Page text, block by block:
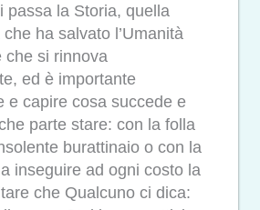
passa la Storia, quella
ha salvato l’Umanità
che si rinnova
ed è importante
e capire cosa succede e
parte stare: con la folla
burattinaio o con la
inseguire ad ogni costo la
che Qualcuno ci dica: